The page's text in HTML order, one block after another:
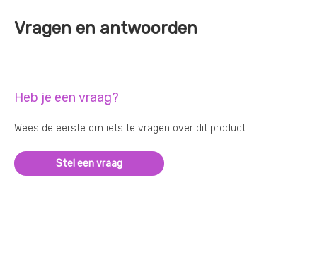
Vragen en antwoorden
Heb je een vraag?
Wees de eerste om iets te vragen over dit product
Stel een vraag